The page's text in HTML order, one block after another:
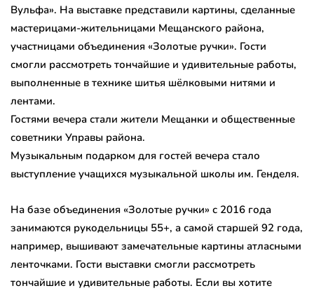
Вульфа». На выставке представили картины, сделанные
мастерицами-жительницами Мещанского района,
участницами объединения «Золотые ручки». Гости
смогли рассмотреть тончайшие и удивительные работы,
выполненные в технике шитья шёлковыми нитями и
лентами.
Гостями вечера стали жители Мещанки и общественные
советники Управы района.
Музыкальным подарком для гостей вечера стало
выступление учащихся музыкальной школы им. Генделя.
На базе объединения «Золотые ручки» с 2016 года
занимаются рукодельницы 55+, а самой старшей 92 года,
например, вышивают замечательные картины атласными
ленточками. Гости выставки смогли рассмотреть
тончайшие и удивительные работы. Если вы хотите